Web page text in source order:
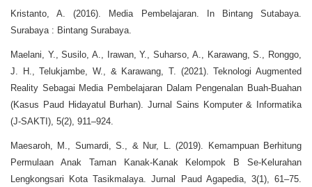
Kristanto, A. (2016). Media Pembelajaran. In Bintang Sutabaya.
Surabaya : Bintang Surabaya.
Maelani, Y., Susilo, A., Irawan, Y., Suharso, A., Karawang, S., Ronggo,
J. H., Telukjambe, W., & Karawang, T. (2021). Teknologi Augmented
Reality Sebagai Media Pembelajaran Dalam Pengenalan Buah-Buahan
(Kasus Paud Hidayatul Burhan). Jurnal Sains Komputer & Informatika
(J-SAKTI), 5(2), 911–924.
Maesaroh, M., Sumardi, S., & Nur, L. (2019). Kemampuan Berhitung
Permulaan Anak Taman Kanak-Kanak Kelompok B Se-Kelurahan
Lengkongsari Kota Tasikmalaya. Jurnal Paud Agapedia, 3(1), 61–75.